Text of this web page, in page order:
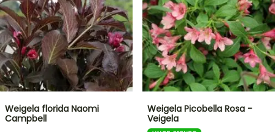
Weigela florida Naomi
Campbell
Weigela Picobella Rosa -
Veigela